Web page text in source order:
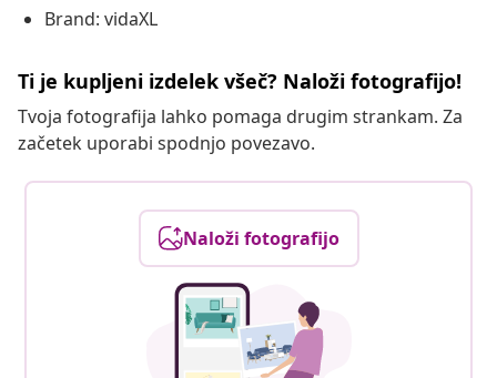
Brand: vidaXL
Ti je kupljeni izdelek všeč? Naloži fotografijo!
Tvoja fotografija lahko pomaga drugim strankam. Za
začetek uporabi spodnjo povezavo.
Naloži fotografijo